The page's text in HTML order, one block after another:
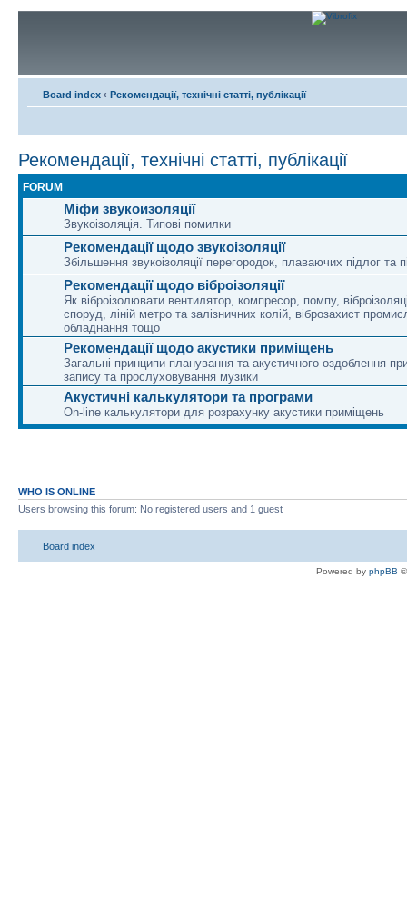
Board index ‹ Рекомендації, технічні статті, публікації
Рекомендації, технічні статті, публікації
FORUM
Міфи звукоизоляції
Звукоізоляція. Типові помилки
Рекомендації щодо звукоізоляції
Збільшення звукоізоляції перегородок, плаваючих підлог та
Рекомендації щодо віброізоляції
Як віброізолювати вентилятор, компресор, помпу,
споруд, ліній метро та залізничних колій, віброзахист
обладнання тощо
Рекомендації щодо акустики приміщень
Загальні принципи планування та акустичного оздоблення
запису та прослуховування музики
Акустичні калькулятори та програми
On-line калькулятори для розрахунку акустики приміщень
WHO IS ONLINE
Users browsing this forum: No registered users and 1 guest
Board index
Powered by phpBB